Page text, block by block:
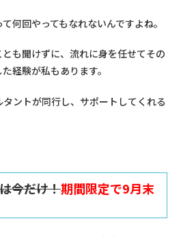
何回やってもなれないんですよね。
も聞けずに、流れに身を任せてその
経験が私もあります。
ントが同行し、サポートしてくれる
今だけ！期間限定で9月末